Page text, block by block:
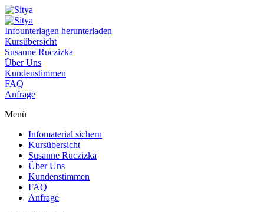
Infounterlagen herunterladen
Kursübersicht
Susanne Ruczizka
Über Uns
Kundenstimmen
FAQ
Anfrage
Menü
Infomaterial sichern
Kursübersicht
Susanne Ruczizka
Über Uns
Kundenstimmen
FAQ
Anfrage